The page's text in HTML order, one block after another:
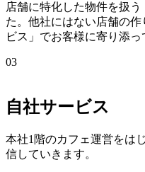
店舗に特化した物件を扱
た。他社にはない店舗の
ビス」でお客様に寄り添っ
03
自社サービス
本社1階のカフェ運営をは
信していきます。